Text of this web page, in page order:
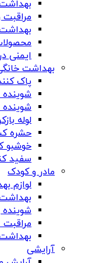
ایمنی
بهداشت
پاک
لوله
حشره
خوشبو
سفید
مادر و کودک
لوازم
آرایشی